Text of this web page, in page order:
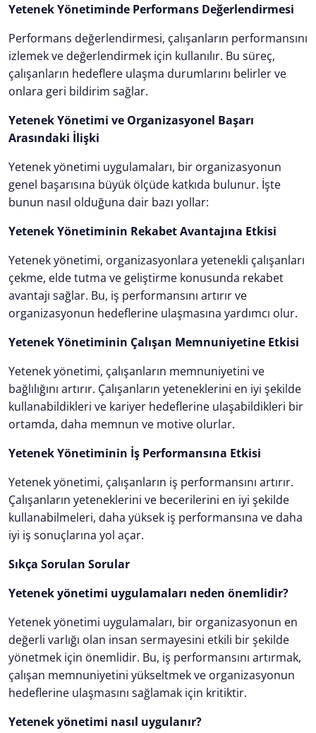
Yetenek Yönetiminde Performans Değerlendirmesi
Performans değerlendirmesi, çalışanların performansını
izlemek ve değerlendirmek için kullanılır. Bu süreç,
çalışanların hedeflere ulaşma durumlarını belirler ve
onlara geri bildirim sağlar.
Yetenek Yönetimi ve Organizasyonel Başarı
Arasındaki İlişki
Yetenek yönetimi uygulamaları, bir organizasyonun
genel başarısına büyük ölçüde katkıda bulunur. İşte
bunun nasıl olduğuna dair bazı yollar:
Yetenek Yönetiminin Rekabet Avantajına Etkisi
Yetenek yönetimi, organizasyonlara yetenekli çalışanları
çekme, elde tutma ve geliştirme konusunda rekabet
avantajı sağlar. Bu, iş performansını artırır ve
organizasyonun hedeflerine ulaşmasına yardımcı olur.
Yetenek Yönetiminin Çalışan Memnuniyetine Etkisi
Yetenek yönetimi, çalışanların memnuniyetini ve
bağlılığını artırır. Çalışanların yeteneklerini en iyi şekilde
kullanabildikleri ve kariyer hedeflerine ulaşabildikleri bir
ortamda, daha memnun ve motive olurlar.
Yetenek Yönetiminin İş Performansına Etkisi
Yetenek yönetimi, çalışanların iş performansını artırır.
Çalışanların yeteneklerini ve becerilerini en iyi şekilde
kullanabilmeleri, daha yüksek iş performansına ve daha
iyi iş sonuçlarına yol açar.
Sıkça Sorulan Sorular
Yetenek yönetimi uygulamaları neden önemlidir?
Yetenek yönetimi uygulamaları, bir organizasyonun en
değerli varlığı olan insan sermayesini etkili bir şekilde
yönetmek için önemlidir. Bu, iş performansını artırmak,
çalışan memnuniyetini yükseltmek ve organizasyonun
hedeflerine ulaşmasını sağlamak için kritiktir.
Yetenek yönetimi nasıl uygulanır?